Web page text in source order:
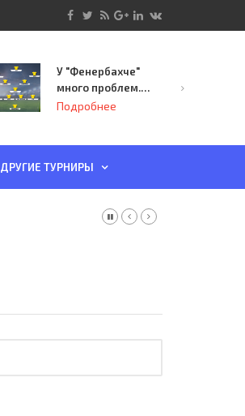
У "Фенербахче"
много проблем.
Но он опасен для
Подробнее
ДРУГИЕ ТУРНИРЫ